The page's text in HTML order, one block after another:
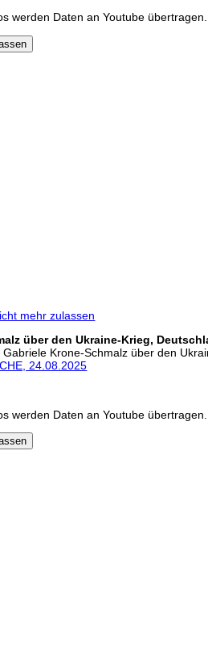
werden Daten an Youtube übertragen.
mehr zulassen
über den Ukraine-Krieg,
Krone-Schmalz über den
24.08.2025
werden Daten an Youtube übertragen.